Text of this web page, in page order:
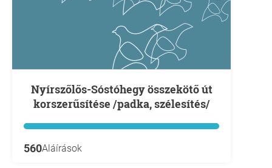
Nyírszőlős-Sóstóhegy összekötő út
korszerűsítése /padka, szélesítés/
560Aláírások